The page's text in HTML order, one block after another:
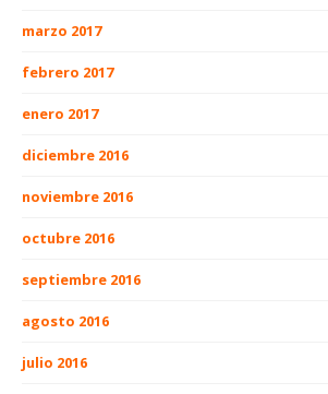
marzo 2017
febrero 2017
enero 2017
diciembre 2016
noviembre 2016
octubre 2016
septiembre 2016
agosto 2016
julio 2016